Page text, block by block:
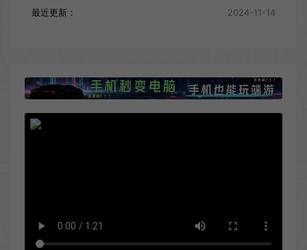
最近更新： 2024-11-14